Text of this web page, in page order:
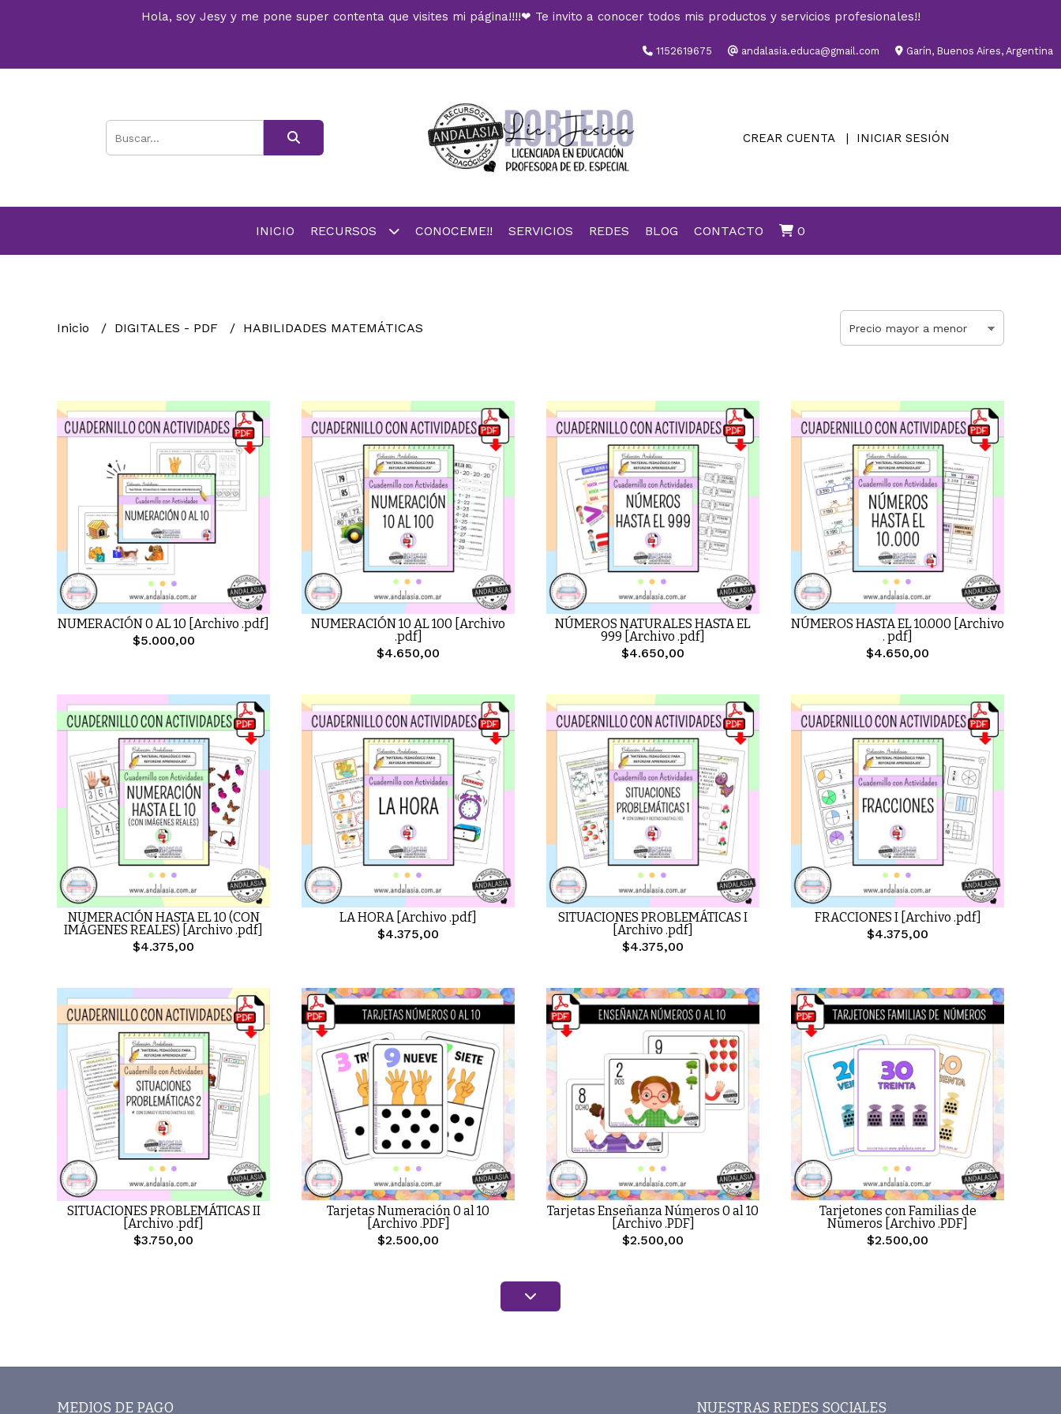
Hola, soy Jesy y me pone super contenta que visites mi página!!!!❤ Te invito a conocer todos mis productos y servicios profesionales!!
1152619675 andalasia.educa@gmail.com Garín, Buenos Aires, Argentina
CREAR CUENTA INICIAR SESIÓN
INICIO RECURSOS CONOCEME!! SERVICIOS REDES BLOG CONTACTO 0
Inicio DIGITALES - PDF HABILIDADES MATEMÁTICAS
NUMERACIÓN 0 AL 10 [Archivo .pdf]
$5.000,00
NUMERACIÓN 10 AL 100 [Archivo
.pdf]
$4.650,00
NÚMEROS NATURALES HASTA EL
999 [Archivo .pdf]
$4.650,00
NÚMEROS HASTA EL 10.000 [Archivo
. pdf]
$4.650,00
NUMERACIÓN HASTA EL 10 (CON
IMÁGENES REALES) [Archivo .pdf]
$4.375,00
LA HORA [Archivo .pdf]
$4.375,00
SITUACIONES PROBLEMÁTICAS I
[Archivo .pdf]
$4.375,00
FRACCIONES I [Archivo .pdf]
$4.375,00
SITUACIONES PROBLEMÁTICAS II
[Archivo .pdf]
$3.750,00
Tarjetas Numeración 0 al 10
[Archivo .PDF]
$2.500,00
Tarjetas Enseñanza Números 0 al 10
[Archivo .PDF]
$2.500,00
Tarjetones con Familias de
Números [Archivo .PDF]
$2.500,00
MEDIOS DE PAGO NUESTRAS REDES SOCIALES